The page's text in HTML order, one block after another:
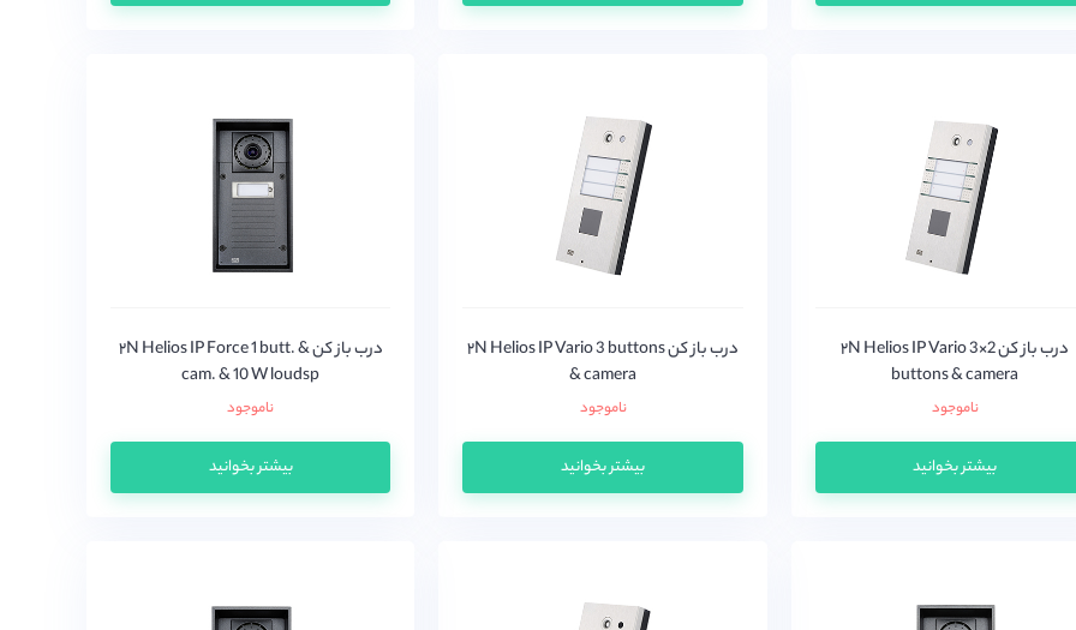
درب باز کن ۲N Helios IP Vario 3×2
buttons & camera
ناموجود
بیشتر بخوانید
درب باز کن ۲N Helios IP Vario 3 buttons
& camera
ناموجود
بیشتر بخوانید
درب باز کن ۲N Helios IP Force 1 butt. &
cam. & 10 W loudsp
ناموجود
بیشتر بخوانید